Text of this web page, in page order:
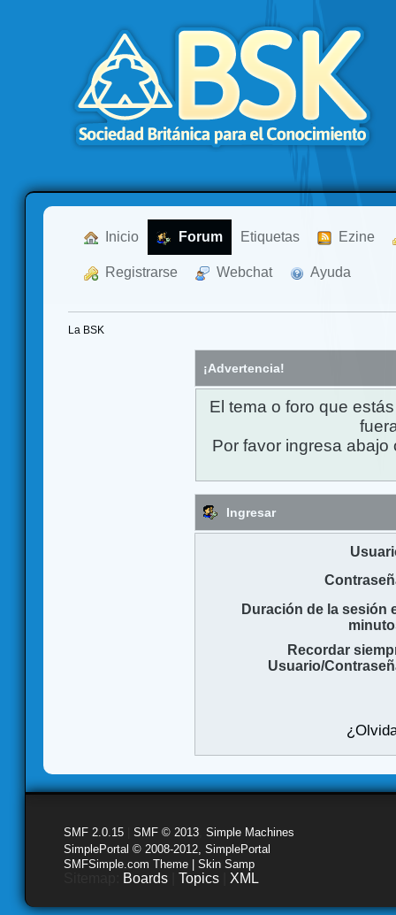
Inicio Forum Etiquetas Ezine
Registrarse Webchat Ayuda
La BSK
¡Advertencia!
El tema o foro que
Por favor ingresa
Ingresar
Duración de la sesión
Recordar
Usuario/
SMF 2.0.15 SMF © 2013 Simple Machines
SimplePortal © 2008-2012, SimplePortal
SMFSimple.com Theme | Skin Samp
Boards Topics XML